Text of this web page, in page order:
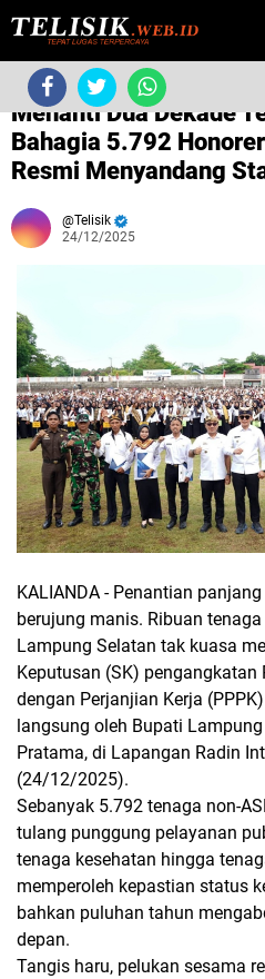
›Tanpa label ›
Menanti Dua Dekade
Bahagia 5.792
Resmi Menyandang
Telisik
24/12/2025
KALIANDA - Penantian
berujung manis. Ribuan
Lampung Selatan tak kuasa
Keputusan (SK) pengangkatan
dengan Perjanjian Kerja
langsung oleh Bupati
Pratama, di Lapangan Radin
(24/12/2025).
Sebanyak 5.792 tenaga non-
tulang punggung pelayanan
tenaga kesehatan hingga
memperoleh kepastian status
bahkan puluhan tahun
depan.
Tangis haru, pelukan sesama